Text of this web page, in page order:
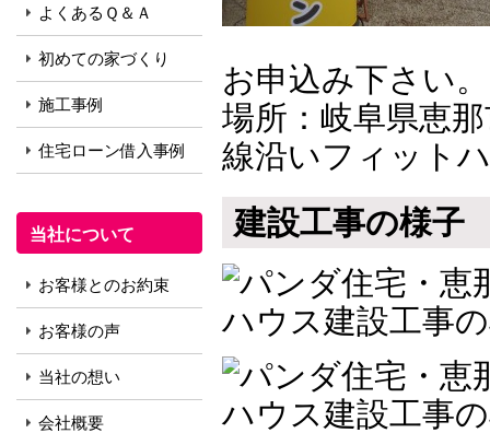
お申込み下さい。
場所：岐阜県恵
線沿いフィット
建設工事の様子
よくあるＱ＆Ａ
初めての家づくり
施工事例
住宅ローン借入事例
当社について
お客様とのお約束
お客様の声
当社の想い
会社概要